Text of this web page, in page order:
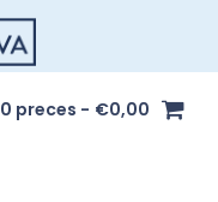
0 preces €0,00